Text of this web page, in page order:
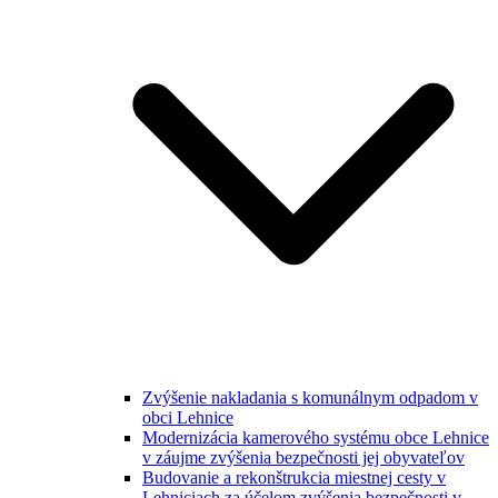
Zvýšenie nakladania s komunálnym odpadom v
obci Lehnice
Modernizácia kamerového systému obce Lehnice
v záujme zvýšenia bezpečnosti jej obyvateľov
Budovanie a rekonštrukcia miestnej cesty v